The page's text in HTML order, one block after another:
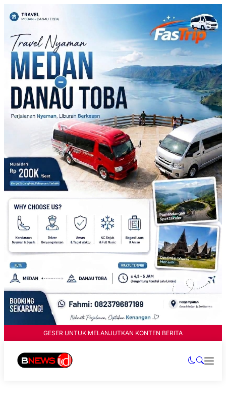
GESER UNTUK MELANJUTKAN KONTEN BERITA